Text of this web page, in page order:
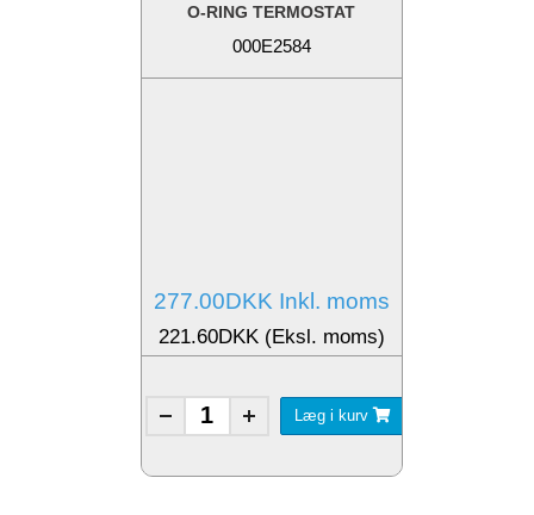
O-RING TERMOSTAT
000E2584
277.00DKK Inkl. moms
221.60DKK (Eksl. moms)
Læg i kurv